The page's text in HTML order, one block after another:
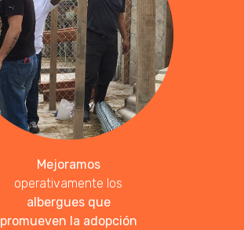
Mejoramos
operativamente los
albergues que
promueven la adopción